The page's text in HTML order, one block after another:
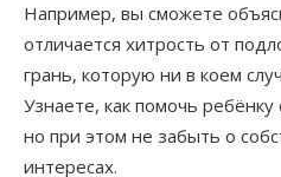
Например, вы сможете
отличается хитрость от
грань, которую ни в коем
Узнаете, как помочь
но при этом не забыть о
интересах.